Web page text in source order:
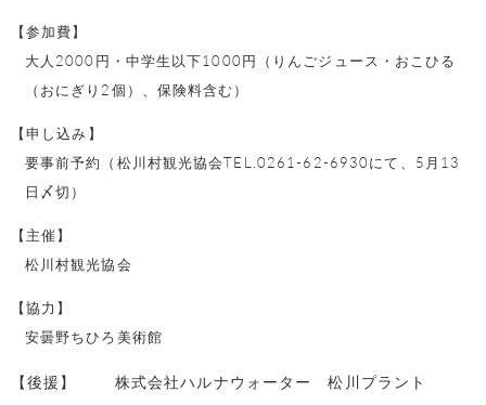
【参加費】
大人2000円・中学生以下1000円（りんごジュース・おこひる
（おにぎり2個）、保険料含む）
【申し込み】
要事前予約（松川村観光協会TEL.0261-62-6930にて、5月13
日〆切）
【主催】
松川村観光協会
【協力】
安曇野ちひろ美術館
【後援】 株式会社ハルナウォーター 松川プラント